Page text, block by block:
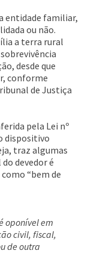
entidade familiar,
ou não.
a terra rural
desde que
conforme
de Justiça
pela Lei nº
dispositivo
traz algumas
devedor é
“bem de
oponível em
civil, fiscal,
de outra